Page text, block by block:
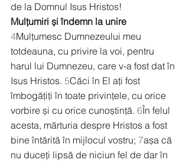
de la Domnul Isus Hristos!
Mulțumiri și îndemn la unire
4Mulțumesc Dumnezeului meu
totdeauna, cu privire la voi, pentru
harul lui Dumnezeu, care v-a fost dat în
Isus Hristos. 5Căci în El ați fost
îmbogățiți în toate privințele, cu orice
vorbire și cu orice cunoștință. 6În felul
acesta, mărturia despre Hristos a fost
bine întărită în mijlocul vostru; 7așa că
nu duceți lipsă de niciun fel de dar în